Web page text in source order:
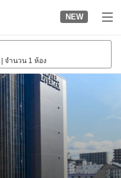
NEW
จำนวน 1 ห้อง